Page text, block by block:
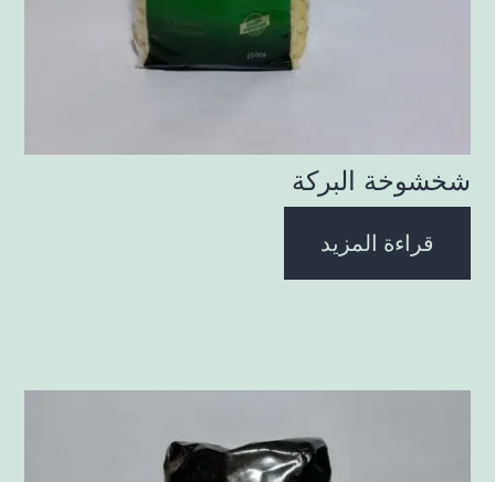
شخشوخة البركة
قراءة المزيد